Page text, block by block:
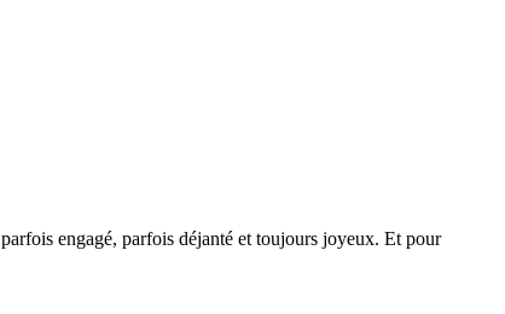
engagé, parfois déjanté et toujours joyeux. Et pour